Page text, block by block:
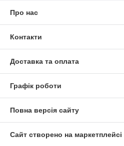
Про нас
Контакти
Доставка та оплата
Графік роботи
Повна версія сайту
Сайт створено на маркетплейсі